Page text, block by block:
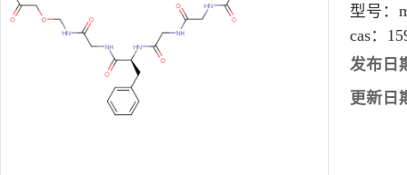
型号：
cas：
发布日
更新日